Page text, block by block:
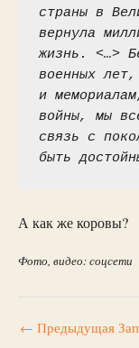
страны в
вернула
жизнь. <…>
военных
и
войны, мы
связь с
быть
А как же коровы?
Фото, видео: соцсети
← Предыдущая